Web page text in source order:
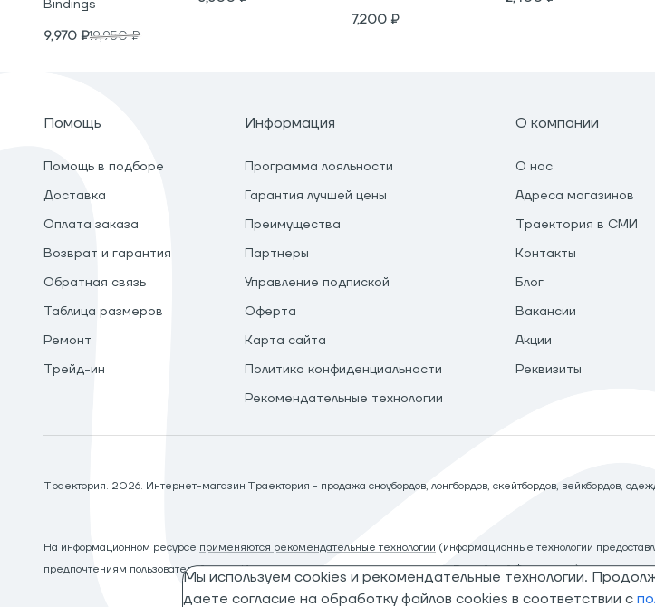
Bindings
9,970 ₽19,950₽
7,200 ₽
Мы используем cookies и рекомендательные технологии.
даете согласие на обработку файлов cookies в соответствии с
Помощь
Помощь в подборе
Доставка
Оплата заказа
Возврат и гарантия
Обратная связь
Таблица размеров
Ремонт
Трейд-ин
Информация
Программа лояльности
Гарантия лучшей цены
Преимущества
Партнеры
Управление подпиской
Оферта
Карта сайта
Политика конфиденциальности
Рекомендательные технологии
О компании
О нас
Адреса магазинов
Траектория в СМИ
Контакты
Блог
Вакансии
Акции
Реквизиты
Траектория. 2026. Интернет-магазин Траектория - продажа сноубордов, лонгбордов, скейтбордов, вейкбордов,
На информационном ресурсе применяются рекомендательные технологии (информационные технологии
предпочтениям пользователей сети «Интернет», находящихся на территории Российской Федерации)